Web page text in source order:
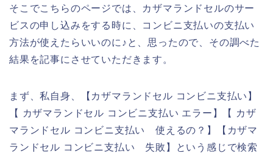
そこでこちらのページでは、カザマランドセルのサー
ビスの申し込みをする時に、コンビニ支払いの支払い
方法が使えたらいいのに♪と、思ったので、その調べた
結果を記事にさせていただきます。
まず、私自身、【カザマランドセル コンビニ支払い】
【 カザマランドセル コンビニ支払い エラー】【 カザ
マランドセル コンビニ支払い 使えるの？】【カザマ
ランドセル コンビニ支払い 失敗】という感じで検索